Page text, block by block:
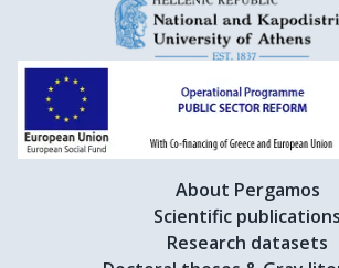
About Pergamos
Scientific publications
Research datasets